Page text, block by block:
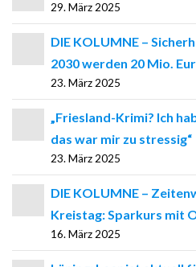
29. März 2025
DIE KOLUMNE –
2030 werden 20 Mio.
23. März 2025
„Friesland-Krimi? Ich
das war mir zu stressig“
23. März 2025
DIE KOLUMNE –
Kreistag: Sparkurs mit
16. März 2025